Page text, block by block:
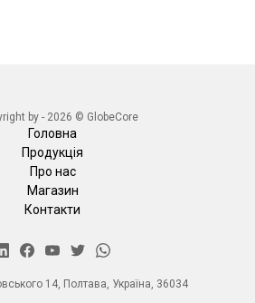
Головна
Продукція
Про нас
Магазин
Контакти
14, Полтава, Україна, 36034
by - 2026 © GlobeCore